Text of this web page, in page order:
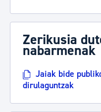
Zerikusia
nabarmenak
Jaiak bide
dirulaguntzak